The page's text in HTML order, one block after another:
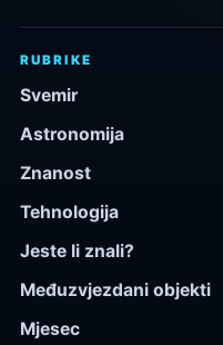
RUBRIKE
Svemir
Astronomija
Znanost
Tehnologija
Jeste li znali?
Međuzvjezdani objekti
Mjesec